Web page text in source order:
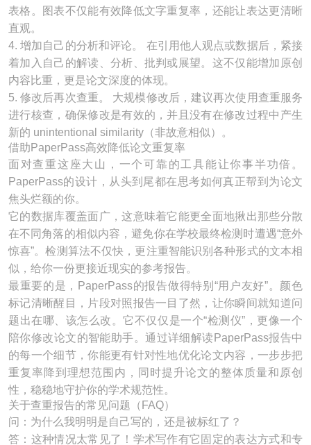
表格。图表不仅能有效降低文字重复率，还能让表达更清晰
直观。
4. 增加自己的分析和评论。 在引用他人观点或数据后，紧接
着加入自己的解读、分析、批判或展望。这不仅能增加原创
内容比重，更是论文深度的体现。
5. 修改后再次查重。 大规模修改后，建议再次使用查重服务
进行核查，确保修改是有效的，并且没有在修改过程中产生
新的 unintentional similarity（非故意相似）。
借助PaperPass高效降低论文重复率
面对查重这座大山，一个可靠的工具能让你事半功倍。
PaperPass的设计，从头到尾都在思考如何真正帮到为论文
焦头烂额的你。
它的数据库覆盖面广，这意味着它能更全面地揪出那些分散
在不同角落的相似内容，避免你在学校最终检测时遭遇“意外
惊喜”。检测算法不仅快，更注重智能识别各种形式的文本相
似，给你一份更接近现实的参考报告。
最重要的是，PaperPass的报告做得特别“用户友好”。颜色
标记清晰醒目，片段对照报告一目了然，让你瞬间就知道问
题出在哪、该怎么改。它不仅仅是一个“检测仪”，更像一个
陪你修改论文的智能助手。通过详细解读PaperPass报告中
的每一个细节，你能更有针对性地优化论文内容，一步步把
重复率降到理想范围内，同时提升论文的整体质量和原创
性，稳稳地守护你的学术规范性。
关于查重报告的常见问题（FAQ）
问：为什么我明明是自己写的，还是被标红了？
答：这种情况太常见了！学术写作有它固定的表达方式和专